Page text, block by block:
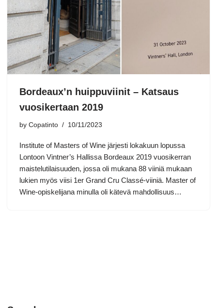
Bordeaux’n huippuviinit – Katsaus
vuosikertaan 2019
by Copatinto 10/11/2023
Institute of Masters of Wine järjesti lokakuun lopussa
Lontoon Vintner’s Hallissa Bordeaux 2019 vuosikerran
maistelutilaisuuden, jossa oli mukana 88 viiniä mukaan
lukien myös viisi 1er Grand Cru Classé-viiniä. Master of
Wine-opiskelijana minulla oli kätevä mahdollisuus…